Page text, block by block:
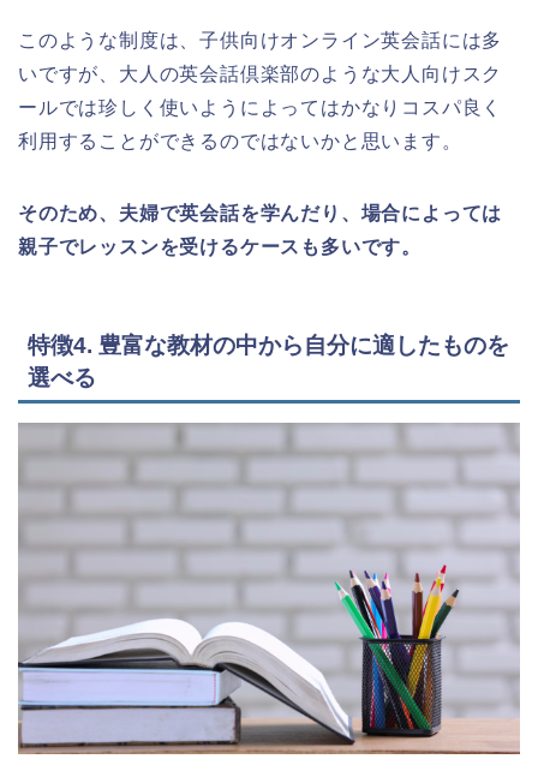
このような制度は、子供向けオンライン英会話には多
いですが、大人の英会話倶楽部のような大人向けスク
ールでは珍しく使いようによってはかなりコスパ良く
利用することができるのではないかと思います。
そのため、夫婦で英会話を学んだり、場合によっては
親子でレッスンを受けるケースも多いです。
特徴4. 豊富な教材の中から自分に適したものを
選べる